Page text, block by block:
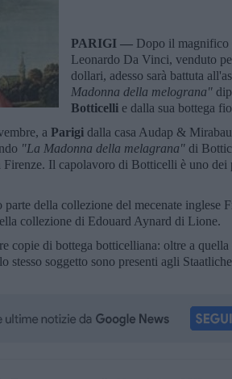
PARIGI — Dopo il
Leonardo Da Vinci, venduto
dollari, adesso sarà battuta
Madonna della melograna"
Botticelli e dalla sua bottega
a Parigi dalla casa Audap &
"La Madonna della melagrana" di
Firenze. Il capolavoro di Botticelli è uno dei
della collezione del mecenate inglese
collezione di Edouard Aynard di Lione.
copie di bottega botticelliana: oltre a
stesso soggetto sono presenti agli